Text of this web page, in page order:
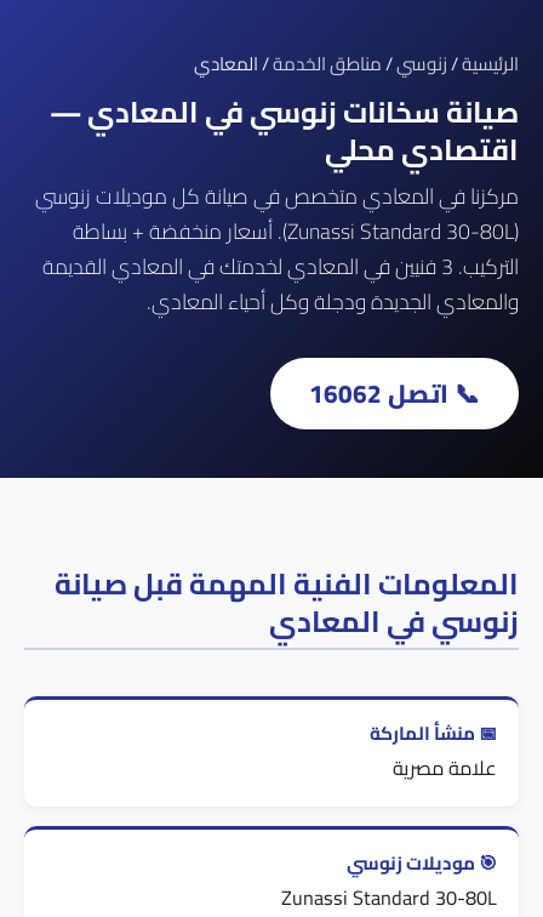
الرئيسية/زنوسي/مناطق الخدمة/ المعادي
صيانة سخانات زنوسي في المعادي —
اقتصادي محلي
مركزنا في المعادي متخصص في صيانة كل موديلات زنوسي
(Zunassi Standard 30-80L). أسعار منخفضة + بساطة
التركيب. 3 فنيين في المعادي لخدمتك في المعادي القديمة
والمعادي الجديدة ودجلة وكل أحياء المعادي.
📞 اتصل 16062
المعلومات الفنية المهمة قبل صيانة
زنوسي في المعادي
📅 منشأ الماركة
علامة مصرية
🎯 موديلات زنوسي
Zunassi Standard 30-80L